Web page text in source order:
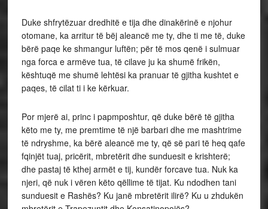
Duke shfrytëzuar dredhitë e tija dhe dinakërinë e njohur
otomane, ka arritur të bëj aleancë me ty, dhe ti me të, duke
bërë paqe ke shmangur luftën; për të mos qenë i sulmuar
nga forca e armëve tua, të cilave ju ka shumë frikën,
kështuqë me shumë lehtësi ka pranuar të gjitha kushtet e
paqes, të cilat ti i ke kërkuar.
Por mjerë ai, princ i papmposhtur, që duke bërë të gjitha
këto me ty, me premtime të një barbari dhe me mashtrime
të ndryshme, ka bërë aleancë me ty, që së pari të heq qafe
fqinjët tuaj, pricërit, mbretërit dhe sunduesit e krishterë;
dhe pastaj të kthej armët e tij, kundër forcave tua. Nuk ka
njeri, që nuk i vëren këto qëllime të tijat. Ku ndodhen tani
sunduesit e Rashës? Ku janë mbretërit ilirë? Ku u zhdukën